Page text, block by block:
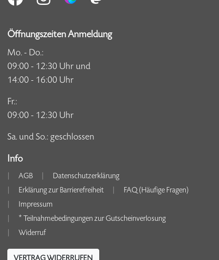
Öffnungszeiten Anmeldung
Mo. - Do.:
09:00 - 12:30 Uhr und
14:00 - 16:00 Uhr
Fr.:
09:00 - 12:30 Uhr
Sa. und So.: geschlossen
Info
AGB
Datenschutzerklärung
Erklärung zur Barrierefreiheit
FAQ (Häufige Fragen)
Impressum
* Teilnahmebedingungen zur Gutscheinverlosung
Widerruf
VERTRAG WIDERRUFEN